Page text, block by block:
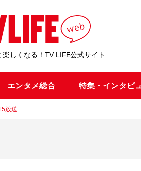
楽しくなる！TV LIFE公式サイト
エンタメ総合 特集・インタビ
放送